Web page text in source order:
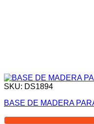
SKU: DS1894
BASE DE MADERA